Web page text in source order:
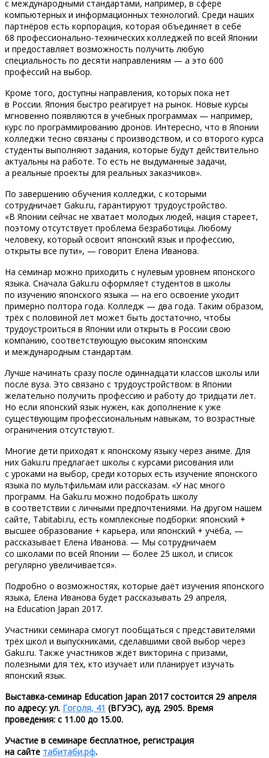
с международными стандартами, например, в сфере
компьютерных и информационных технологий. Среди наших
партнёров есть корпорация, которая объединяет в себе
68 профессионально-технических колледжей по всей Японии
и предоставляет возможность получить любую
специальность по десяти направлениям — а это 600
профессий на выбор.
Кроме того, доступны направления, которых пока нет
в России. Япония быстро реагирует на рынок. Новые курсы
мгновенно появляются в учебных программах — например,
курс по программированию дронов. Интересно, что в Японии
колледжи тесно связаны с производством, и со второго курса
студенты выполняют задания, которые будут действительно
актуальны на работе. То есть не выдуманные задачи,
а реальные проекты для реальных заказчиков».
По завершению обучения колледжи, с которыми
сотрудничает Gaku.ru, гарантируют трудоустройство.
«В Японии сейчас не хватает молодых людей, нация стареет,
поэтому отсутствует проблема безработицы. Любому
человеку, который освоит японский язык и профессию,
открыты все пути», — говорит Елена Иванова.
На семинар можно приходить с нулевым уровнем японского
языка. Сначала Gaku.ru оформляет студентов в школы
по изучению японского языка — на его освоение уходит
примерно полтора года. Колледж — два года. Таким образом,
трёх с половиной лет может быть достаточно, чтобы
трудоустроиться в Японии или открыть в России свою
компанию, соответствующую высоким японским
и международным стандартам.
Лучше начинать сразу после одиннадцати классов школы или
после вуза. Это связано с трудоустройством: в Японии
желательно получить профессию и работу до тридцати лет.
Но если японский язык нужен, как дополнение к уже
существующим профессиональным навыкам, то возрастные
ограничения отсутствуют.
Многие дети приходят к японскому языку через аниме. Для
них Gaku.ru предлагает школы с курсами рисования или
с уроками на выбор, среди которых есть изучение японского
языка по мультфильмам или рассказам. «У нас много
программ. На Gaku.ru можно подобрать школу
в соответствии с личными предпочтениями. На другом нашем
сайте, Tabitabi.ru, есть комплексные подборки: японский +
высшее образование + карьера, или японский + учёба, —
рассказывает Елена Иванова. — Мы сотрудничаем
со школами по всей Японии — более 25 школ, и список
регулярно увеличивается».
Подробно о возможностях, которые даёт изучения японского
языка, Елена Иванова будет рассказывать 29 апреля,
на Education Japan 2017.
Участники семинара смогут пообщаться с представителями
трёх школ и выпускниками, сделавшими свой выбор через
Gaku.ru. Также участников ждёт викторина с призами,
полезными для тех, кто изучает или планирует изучать
японский язык.
Выставка-семинар Education Japan 2017 состоится 29 апреля
по адресу: ул. Гоголя, 41 (ВГУЭС), ауд. 2905. Время
проведения: с 11.00 до 15.00.
Участие в семинаре бесплатное, регистрация
на сайте табитаби.рф.